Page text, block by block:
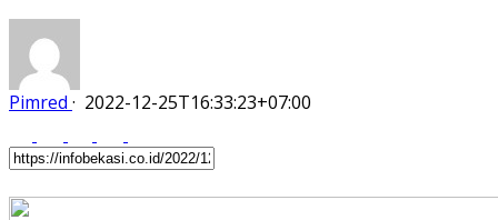
Pimred · 2022-12-25T16:33:23+07:00